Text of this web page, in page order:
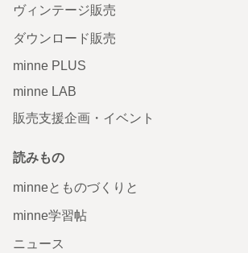
ヴィンテージ販売
ダウンロード販売
minne PLUS
minne LAB
販売支援企画・イベント
読みもの
minneとものづくりと
minne学習帖
ニュース